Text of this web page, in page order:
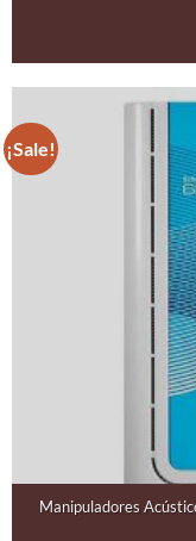
¡Sale!
Manipuladores